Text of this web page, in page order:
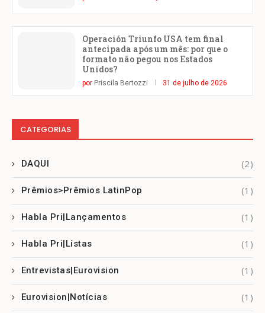
Operación Triunfo USA tem final
antecipada após um mês: por que o
formato não pegou nos Estados
Unidos?
por Priscila Bertozzi 31 de julho de 2026
CATEGORIAS
DAQUI (2)
Prêmios>Prêmios LatinPop (1)
Habla Pri|Lançamentos (1)
Habla Pri|Listas (1)
Entrevistas|Eurovision (1)
Eurovision|Notícias (1)